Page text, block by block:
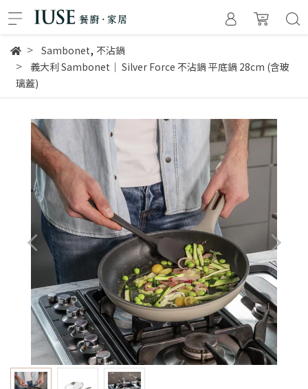
Sambonet, 不沾鍋
義大利 Sambonet｜ Silver Force 不沾鍋 平底鍋 28cm (含玻
璃蓋)